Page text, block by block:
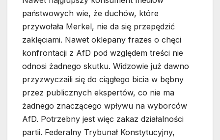
państwowych wie, że duchów, które
przywołała Merkel, nie da się przepędzić
zaklęciami. Nawet oklepany frazes o chęci
konfrontacji z AfD pod względem treści nie
odnosi żadnego skutku. Widzowie już dawno
przyzwyczaili się do ciągłego bicia w bębny
przez publicznych ekspertów, co nie ma
żadnego znaczącego wpływu na wyborców
AfD. Potrzebny jest więc zakaz działalności
partii. Federalny Trybunał Konstytucyjny,